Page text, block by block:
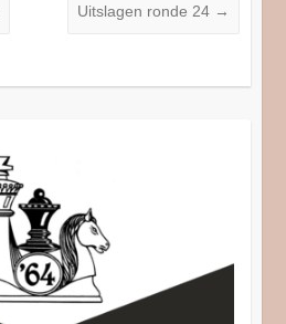
Uitslagen ronde 24 →